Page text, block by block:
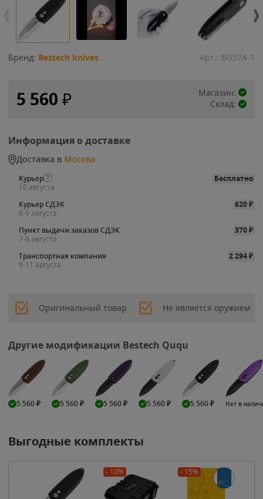
Бренд: Bestech knives Арт.: BG57A-1
5 560 ₽
Магазин:
Склад:
Информация о доставке
Доставка в Москва
Курьер
Бесплатно
10 августа
Курьер СДЭК
620₽
8-9 августа
Пункт выдачи заказов СДЭК
370₽
7-8 августа
Транспортная компания
2 294₽
9-11 августа
Оригинальный товар Не является оружием
Другие модификации Bestech Ququ
5 560₽ 5 560₽ 5 560₽ 5 560₽ 5 560₽ Нет в
Выгодные комплекты
- 10% - 15%